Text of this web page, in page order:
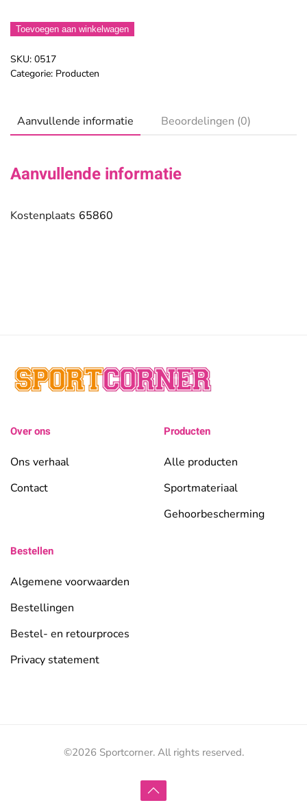
Toevoegen aan winkelwagen
SKU: 0517
Categorie: Producten
Aanvullende informatie Beoordelingen (0)
Aanvullende informatie
Kostenplaats 65860
Over ons
Ons verhaal
Contact
Producten
Alle producten
Sportmateriaal
Gehoorbescherming
Bestellen
Algemene voorwaarden
Bestellingen
Bestel- en retourproces
Privacy statement
©2026 Sportcorner. All rights reserved.